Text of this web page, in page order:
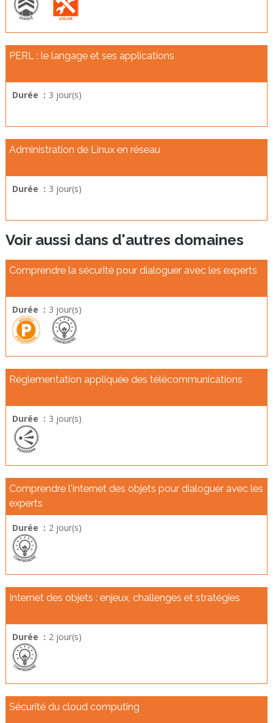
PERL : le langage et ses applications
Durée : 3 jour(s)
Administration de Linux en réseau
Durée : 3 jour(s)
Voir aussi dans d'autres domaines
Comprendre la sécurité pour dialoguer avec les experts
Durée : 3 jour(s)
Réglementation appliquée des télécommunications
Durée : 3 jour(s)
Comprendre l'internet des objets pour dialoguer avec les
experts
Durée : 2 jour(s)
Internet des objets : enjeux, challenges et stratégies
Durée : 2 jour(s)
Sécurité du cloud computing